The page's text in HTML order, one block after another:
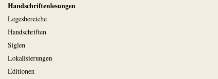
Handschriftenlesungen
Legesbereiche
Handschriften
Siglen
Lokalisierungen
Editionen